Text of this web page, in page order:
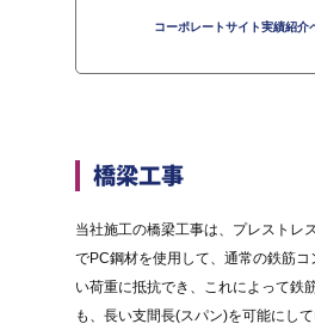
コーポレートサイト実績紹介
橋梁工事
当社施工の橋梁工事は、プレストレ
でPC鋼材を使用して、通常の鉄筋
い荷重に抵抗でき、これによって鉄
も、長い支間長(スパン)を可能にして